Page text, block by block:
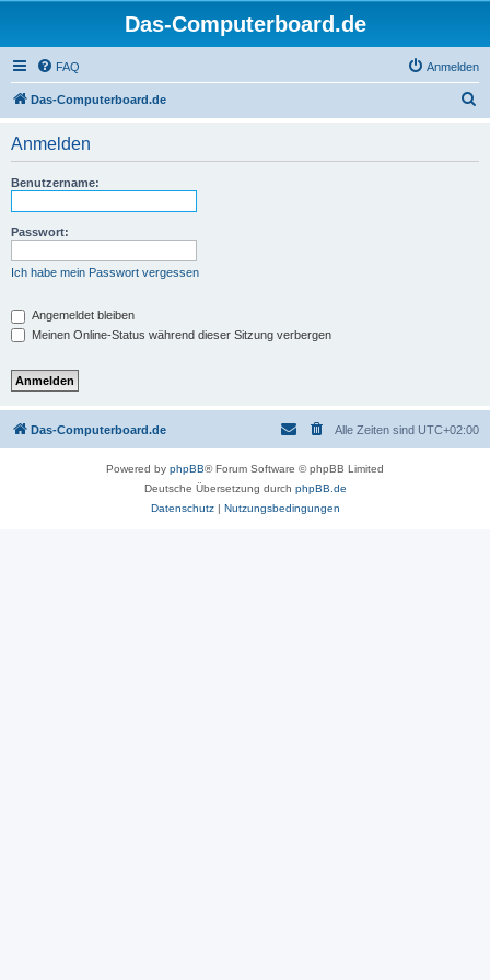
Das-Computerboard.de
FAQ Anmelden
Das-Computerboard.de
Anmelden
Benutzername:
Passwort:
Ich habe mein Passwort vergessen
Angemeldet bleiben
Meinen Online-Status während dieser Sitzung verbergen
Das-Computerboard.de Alle Zeiten sind UTC+02:00
Powered by phpBB® Forum Software © phpBB Limited
Deutsche Übersetzung durch phpBB.de
Datenschutz| Nutzungsbedingungen